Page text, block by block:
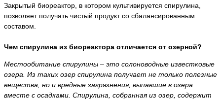
Закрытый биореактор, в котором культивируется спирулина,
позволяет получать чистый продукт со сбалансированным
составом.
Чем спирулина из биореактора отличается от озерной?
Местообитание спирулины – это солоноводные известковые
озера. Из таких озер спирулина получает не только полезные
вещества, но и вредные загрязнения, выпавшие в озера
вместе с осадками. Спирулина, собранная из озер, содержит